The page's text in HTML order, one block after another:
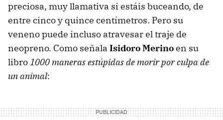
preciosa, muy llamativa si estáis buceando, de
entre cinco y quince centímetros. Pero su
veneno puede incluso atravesar el traje de
neopreno. Como señala Isidoro Merinoen su
libro1000 maneras estúpidas de morir por culpa de
un animal: